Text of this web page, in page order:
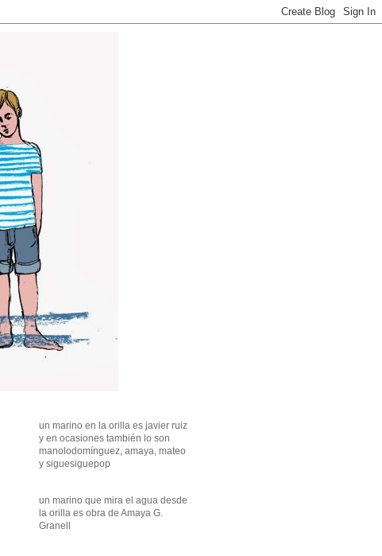
un marino en la orilla es javier ruiz
y en ocasiones también lo son
manolodomínguez, amaya, mateo
y siguesiguepop
un marino que mira el agua desde
la orilla es obra de Amaya G.
Granell